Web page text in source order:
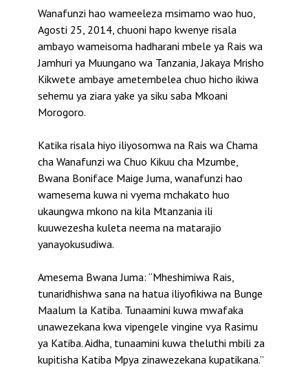
Wanafunzi hao wameeleza msimamo wao huo,
Agosti 25, 2014, chuoni hapo kwenye risala
ambayo wameisoma hadharani mbele ya Rais wa
Jamhuri ya Muungano wa Tanzania, Jakaya Mrisho
Kikwete ambaye ametembelea chuo hicho ikiwa
sehemu ya ziara yake ya siku saba Mkoani
Morogoro.
Katika risala hiyo iliyosomwa na Rais wa Chama
cha Wanafunzi wa Chuo Kikuu cha Mzumbe,
Bwana Boniface Maige Juma, wanafunzi hao
wamesema kuwa ni vyema mchakato huo
ukaungwa mkono na kila Mtanzania ili
kuuwezesha kuleta neema na matarajio
yanayokusudiwa.
Amesema Bwana Juma: “Mheshimiwa Rais,
tunaridhishwa sana na hatua iliyofikiwa na Bunge
Maalum la Katiba. Tunaamini kuwa mwafaka
unawezekana kwa vipengele vingine vya Rasimu
ya Katiba. Aidha, tunaamini kuwa theluthi mbili za
kupitisha Katiba Mpya zinawezekana kupatikana.”